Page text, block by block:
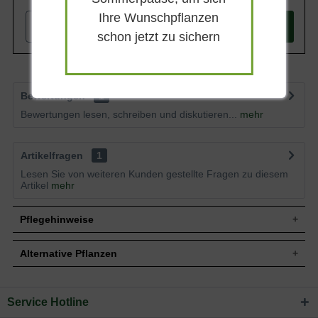
+ In den
Bewertungen
1
Bewertungen lesen, schreiben und diskutieren...
mehr
Artikelfragen
1
Lesen Sie von weiteren Kunden gestellte Fragen zu diesem
Artikel mehr
Pflegehinweise
Pflanz- und Pflegetipps Spiraea japonica
Alternative Pflanzen
Sie suchen eine Alternative?
Ihre Wunschpflanzen
schon jetzt zu sichern
Service Hotline